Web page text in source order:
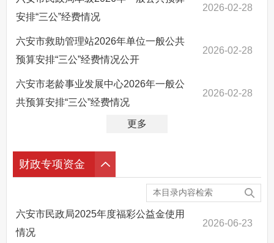
安排“三公”经费情况
2026-02-28
六安市救助管理站2026年单位一般公共
预算安排“三公”经费情况公开
2026-02-28
六安市老龄事业发展中心2026年一般公
共预算安排“三公”经费情况
2026-02-28
更多
财政专项资金
六安市民政局2025年度福彩公益金使用
情况
2026-06-23